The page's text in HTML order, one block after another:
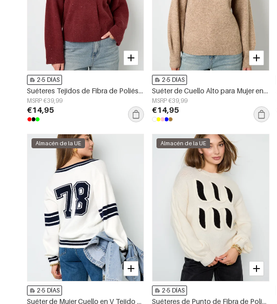
2-5 DÍAS
Suéteres Tejidos de Fibra de Poliéster Mujer Estilo Casual Color Sólido Otoño/Invierno
MSRP €39,99
€14,95
2-5 DÍAS
Suéter de Cuello Alto para Mujer en Fibra de Poliéster Tejida Estilo Casual Color Sólido
MSRP €39,99
€14,95
Almacén de la UE
2-5 DÍAS
Suéter de Mujer Cuello en V Tejido Fibra de Poliéster Deportivo Rayas Contrastes
Almacén de la UE
2-5 DÍAS
Suéteres de Punto de Fibra de Poliéster para Mujer Casual Letras